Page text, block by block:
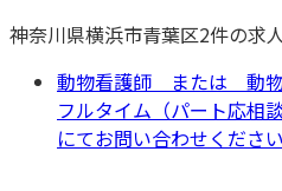
神奈川県横浜市青葉区2件の求
動物看護師 または 動物
フルタイム（パート応相談
にてお問い合わせください